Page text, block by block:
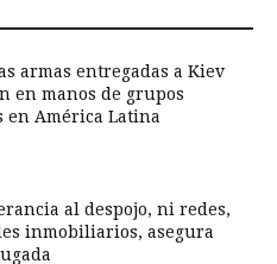
armas entregadas a Kiev
en manos de grupos
en América Latina
al despojo, ni redes,
inmobiliarios, asegura